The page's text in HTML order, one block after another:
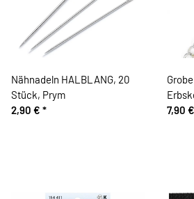
Nähnadeln HALBLANG, 20
Stück, Prym
2,90 € *
Prym
7,90 €